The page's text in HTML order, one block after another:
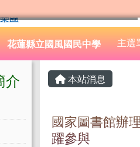
民中學
花蓮縣立國風國民中學 主選
內容主內容區域
本站消息
國家圖書館辦
躍參與